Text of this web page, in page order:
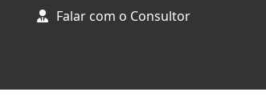
Falar com o Consultor